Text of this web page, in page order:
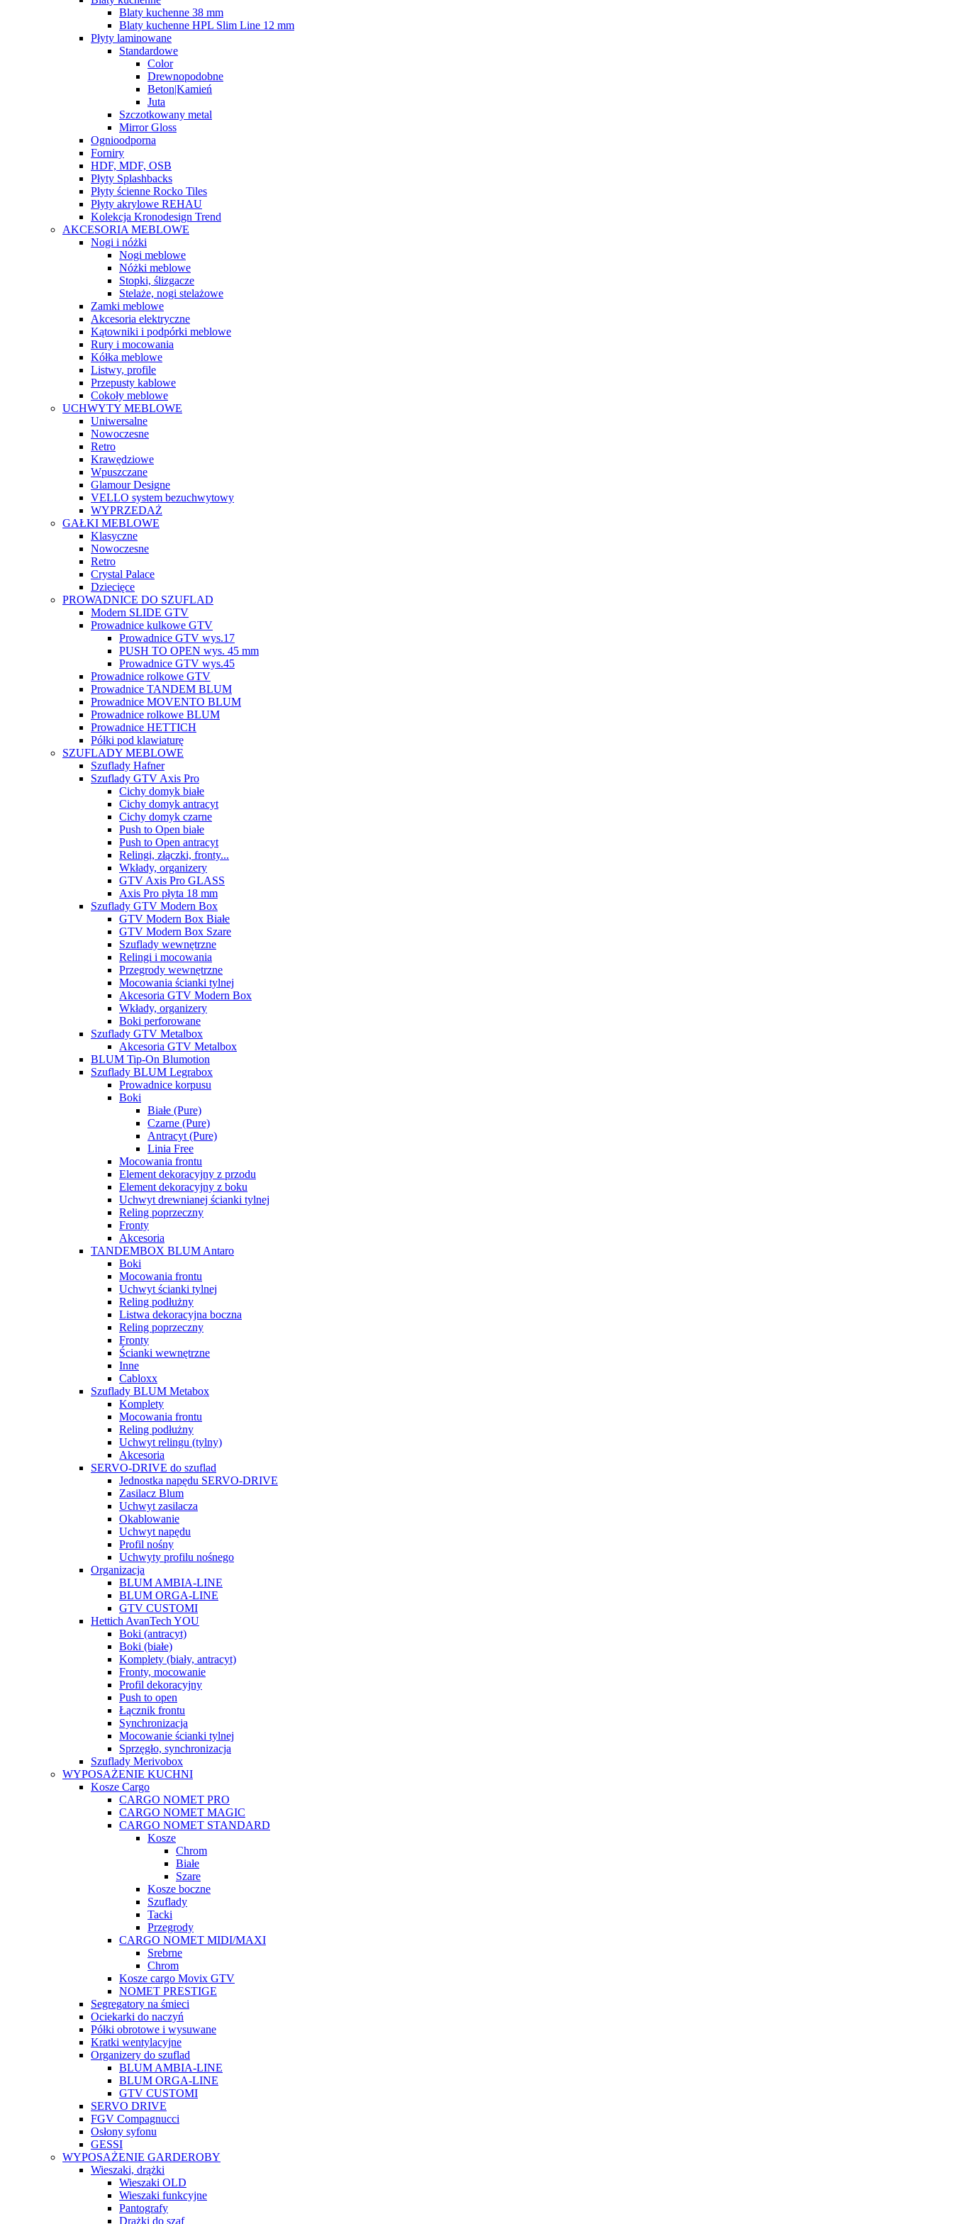
Blaty kuchenne 38 mm
Blaty kuchenne HPL Slim Line 12 mm
Płyty laminowane
Standardowe
Color
Drewnopodobne
Beton|Kamień
Juta
Szczotkowany metal
Mirror Gloss
Ognioodporna
Forniry
HDF, MDF, OSB
Płyty Splashbacks
Płyty ścienne Rocko Tiles
Płyty akrylowe REHAU
Kolekcja Kronodesign Trend
AKCESORIA MEBLOWE
Nogi i nóżki
Nogi meblowe
Nóżki meblowe
Stopki, ślizgacze
Stelaże, nogi stelażowe
Zamki meblowe
Akcesoria elektryczne
Kątowniki i podpórki meblowe
Rury i mocowania
Kółka meblowe
Listwy, profile
Przepusty kablowe
Cokoły meblowe
UCHWYTY MEBLOWE
Uniwersalne
Nowoczesne
Retro
Krawędziowe
Wpuszczane
Glamour Designe
VELLO system bezuchwytowy
WYPRZEDAŻ
GAŁKI MEBLOWE
Klasyczne
Nowoczesne
Retro
Crystal Palace
Dziecięce
PROWADNICE DO SZUFLAD
Modern SLIDE GTV
Prowadnice kulkowe GTV
Prowadnice GTV wys.17
PUSH TO OPEN wys. 45 mm
Prowadnice GTV wys.45
Prowadnice rolkowe GTV
Prowadnice TANDEM BLUM
Prowadnice MOVENTO BLUM
Prowadnice rolkowe BLUM
Prowadnice HETTICH
Półki pod klawiaturę
SZUFLADY MEBLOWE
Szuflady Hafner
Szuflady GTV Axis Pro
Cichy domyk białe
Cichy domyk antracyt
Cichy domyk czarne
Push to Open białe
Push to Open antracyt
Relingi, złączki, fronty...
Wkłady, organizery
GTV Axis Pro GLASS
Axis Pro płyta 18 mm
Szuflady GTV Modern Box
GTV Modern Box Białe
GTV Modern Box Szare
Szuflady wewnętrzne
Relingi i mocowania
Przegrody wewnętrzne
Mocowania ścianki tylnej
Akcesoria GTV Modern Box
Wkłady, organizery
Boki perforowane
Szuflady GTV Metalbox
Akcesoria GTV Metalbox
BLUM Tip-On Blumotion
Szuflady BLUM Legrabox
Prowadnice korpusu
Boki
Białe (Pure)
Czarne (Pure)
Antracyt (Pure)
Linia Free
Mocowania frontu
Element dekoracyjny z przodu
Element dekoracyjny z boku
Uchwyt drewnianej ścianki tylnej
Reling poprzeczny
Fronty
Akcesoria
TANDEMBOX BLUM Antaro
Boki
Mocowania frontu
Uchwyt ścianki tylnej
Reling podłużny
Listwa dekoracyjna boczna
Reling poprzeczny
Fronty
Ścianki wewnętrzne
Inne
Cabloxx
Szuflady BLUM Metabox
Komplety
Mocowania frontu
Reling podłużny
Uchwyt relingu (tylny)
Akcesoria
SERVO-DRIVE do szuflad
Jednostka napędu SERVO-DRIVE
Zasilacz Blum
Uchwyt zasilacza
Okablowanie
Uchwyt napędu
Profil nośny
Uchwyty profilu nośnego
Organizacja
BLUM AMBIA-LINE
BLUM ORGA-LINE
GTV CUSTOMI
Hettich AvanTech YOU
Boki (antracyt)
Boki (białe)
Komplety (biały, antracyt)
Fronty, mocowanie
Profil dekoracyjny
Push to open
Łącznik frontu
Synchronizacja
Mocowanie ścianki tylnej
Sprzęgło, synchronizacja
Szuflady Merivobox
WYPOSAŻENIE KUCHNI
Kosze Cargo
CARGO NOMET PRO
CARGO NOMET MAGIC
CARGO NOMET STANDARD
Kosze
Chrom
Białe
Szare
Kosze boczne
Szuflady
Tacki
Przegrody
CARGO NOMET MIDI/MAXI
Srebrne
Chrom
Kosze cargo Movix GTV
NOMET PRESTIGE
Segregatory na śmieci
Ociekarki do naczyń
Półki obrotowe i wysuwane
Kratki wentylacyjne
Organizery do szuflad
BLUM AMBIA-LINE
BLUM ORGA-LINE
GTV CUSTOMI
SERVO DRIVE
FGV Compagnucci
Osłony syfonu
GESSI
WYPOSAŻENIE GARDEROBY
Wieszaki, drążki
Wieszaki OLD
Wieszaki funkcyjne
Pantografy
Drążki do szaf